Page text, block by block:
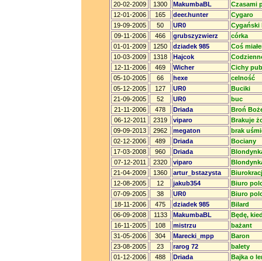
20-02-2009
1300 MakumbaBL
Czasami
12-01-2006
165 deer.hunter
Cygaro
19-09-2005
50 UR0
Cygański
09-11-2006
466 grubszyzwierz
córka
01-01-2009
1250 dziadek 985
Coś
10-03-2009
1318 Hajcok
12-11-2006
469 Wicher
Cichy pub
05-10-2005
66 hexe
celność
05-12-2005
127 UR0
Buciki
21-09-2005
52 UR0
buc
21-11-2006
478 Driada
Broń
06-12-2011
2319 viparo
Brakuje
09-09-2013
2962 megaton
brak
02-12-2006
489 Driada
Bociany
17-03-2008
960 Driada
07-12-2011
2320 viparo
21-04-2009
1360 artur_bstazysta
12-08-2005
12 jakub354
Biuro
07-09-2005
38 UR0
Biuro
18-11-2006
475 dziadek 985
Bilard
06-09-2008
1133 MakumbaBL
Będę,
16-11-2005
108 mistrzu
bażant
31-05-2006
304 Marecki_mpp
Baron
23-08-2005
23 rarog 72
balety
01-12-2006
488 Driada
Bajka o